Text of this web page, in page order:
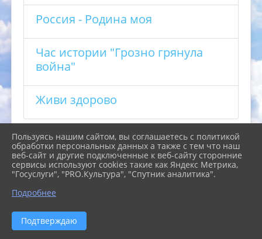
Россия - Родина моя
Час истории "Грозно грянула
война"
Живи здорово
2026 г. cb-kgo.ru
Пользуясь нашим сайтом, вы соглашаетесь с политикой
обработки персональных данных а также с тем что наш
веб-сайт и другие подключенные к веб-сайту сторонние
сервисы используют cookies такие как Яндекс Метрика,
"Госуслуги", "PRO.Культура", "Спутник аналитика".
Подробнее
Подтверждаю